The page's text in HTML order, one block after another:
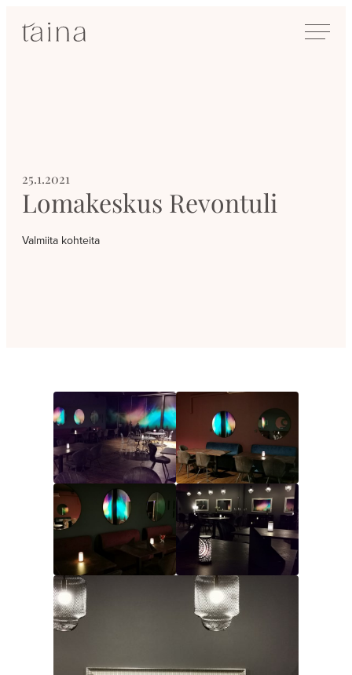
suoraan
SisustusTaina
25.1.2021
Lomakeskus Revontuli
Valmiita kohteita